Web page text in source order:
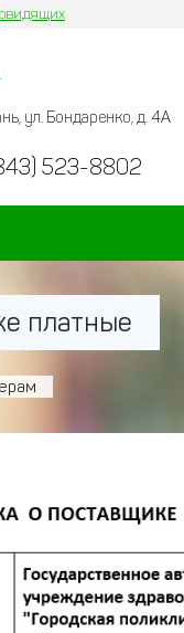
ул. Бондаренко, д. 4А
523-8802
платные